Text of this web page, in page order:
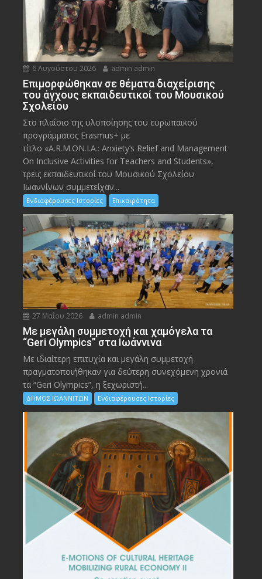
6 Αυγούστου 2026 admin admin
Eπιμορφώθηκαν σε θέματα διαχείρισης
του άγχους εκπαιδευτικοί του Μουσικού
Σχολείου
Στο πλαίσιο της υλοποίησης του ευρωπαϊκού
προγράμματος Erasmus+ με
τίτλο «A.R.M.ON.I.A.: Anxiety’s Relief and Management
On Inclusive Activities for Teachers and Students»,
τρεις εκπαιδευτικοί του Μουσικού Σχολείου
Ιωαννίνων συμμετείχαν...
Ενδιαφέρουσες Ιστορίες Επικαιρότητα
27 Μαΐου 2026 admin admin
Με μεγάλη συμμετοχή και χαμόγελα τα
“Geri Olympics” στα Ιωάννινα
Με ιδιαίτερη επιτυχία και μεγάλη συμμετοχή
πραγματοποιήθηκαν για δεύτερη συνεχόμενη χρονιά
τα “Geri Olympics”, η ξεχωριστή...
ΔΗΜΟΣ ΙΩΑΝΝΙΤΩΝ Ενδιαφέρουσες Ιστορίες